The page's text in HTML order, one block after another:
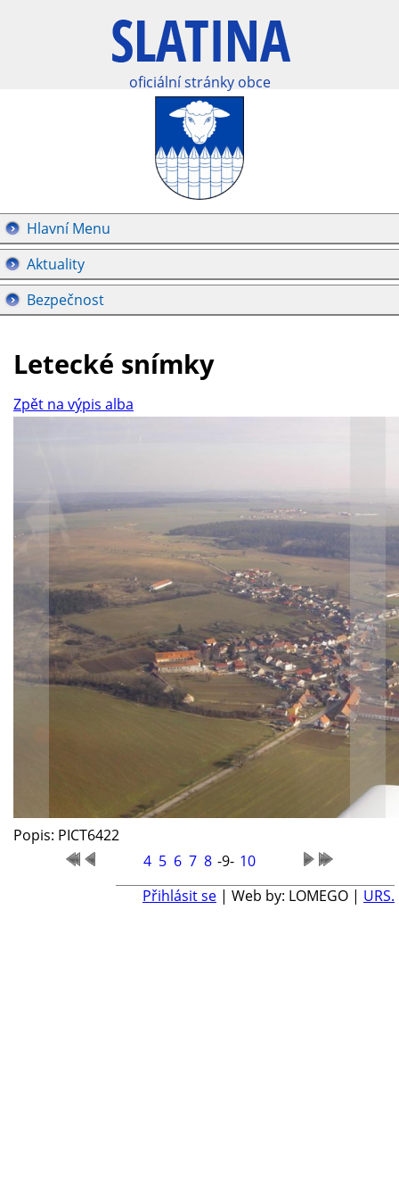
oficiální stránky obce
Hlavní Menu
Aktuality
Bezpečnost
Letecké snímky
Zpět na výpis alba
Popis: PICT6422
4 5 6 7 8 -9- 10
Přihlásit se | Web by: LOMEGO | URS.